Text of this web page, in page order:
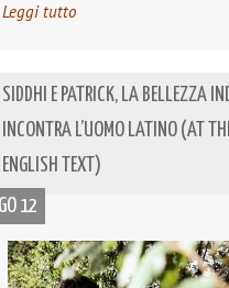
Leggi tutto
SIDDHI E PATRICK, LA BELLEZZA
INCONTRA L’UOMO LATINO (AT
ENGLISH TEXT)
12